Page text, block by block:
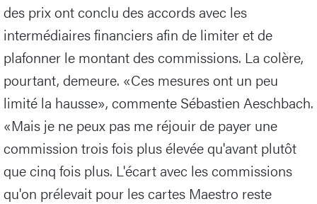
des prix ont conclu des accords avec les
intermédiaires financiers afin de limiter et de
plafonner le montant des commissions. La colère,
pourtant, demeure. «Ces mesures ont un peu
limité la hausse», commente Sébastien Aeschbach.
«Mais je ne peux pas me réjouir de payer une
commission trois fois plus élevée qu'avant plutôt
que cinq fois plus. L'écart avec les commissions
qu'on prélevait pour les cartes Maestro reste